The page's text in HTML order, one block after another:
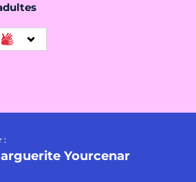
:
Yourcenar